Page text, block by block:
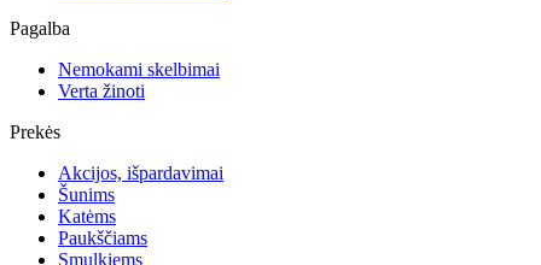
Pagalba
Nemokami skelbimai
Verta žinoti
Prekės
Akcijos, išpardavimai
Šunims
Katėms
Paukščiams
Smulkiems